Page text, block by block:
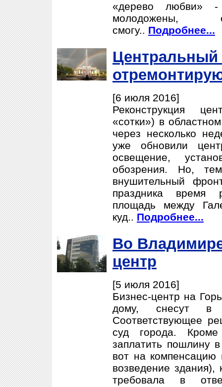
«дерево любви» -
молодожены,
смогу.. Подробнее...
Центральный
[6 июля 2016]
Реконструкция
«сотки») в
через несколько
уже обновили
освещение,
обозрения. Но,
внушительный
праздника время
площадь между
куд.. Подробнее...
Во
центр
[5 июля 2016]
Бизнес-центр на
дому, снесут в
Соответствующее
суд города.
заплатить пошлину
вот на
возведение здания),
требовала в